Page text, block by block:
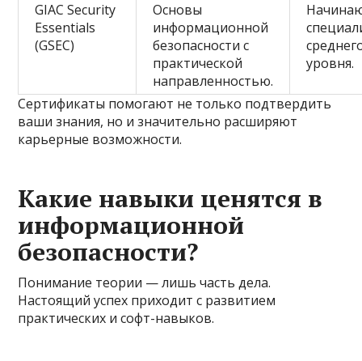
GIAC Security
Essentials
(GSEC)
Основы
информационной
безопасности с
практической
направленностью.
уровня.
Сертификаты помогают не только подтвердить
ваши знания, но и значительно расширяют
карьерные возможности.
Какие навыки ценятся в
информационной
безопасности?
Понимание теории — лишь часть дела.
Настоящий успех приходит с развитием
практических и софт-навыков.